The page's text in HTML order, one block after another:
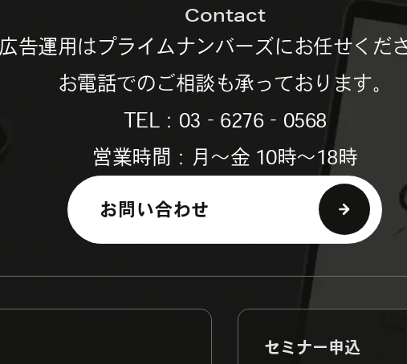
Contact
広告運用は プライムナンバーズにお任せくだ
お電話でのご相談も承っております。
TEL：03‐6276‐0568
営業時間：月～金 10時～18時
お問い合わせ
セミナー申込